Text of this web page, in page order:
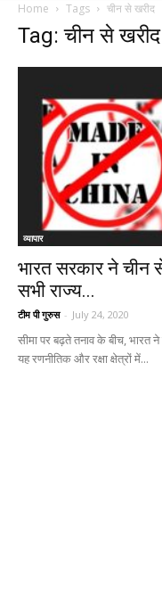
Home Tags चीन से खरीद
Tag: चीन से खरीद
व्यापार
भारत सरकार ने चीन
सभी राज्य...
टीम पी गुरुस - July 24, 2020
सीमा पर बढ़ते तनाव के बीच, भारत
यह रणनीतिक और रक्षा क्षेत्रों में...